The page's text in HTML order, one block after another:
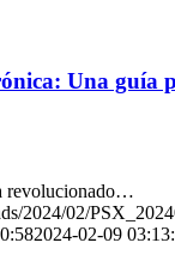
Una guía
revolucionado…
2024/02/
2024-02-09